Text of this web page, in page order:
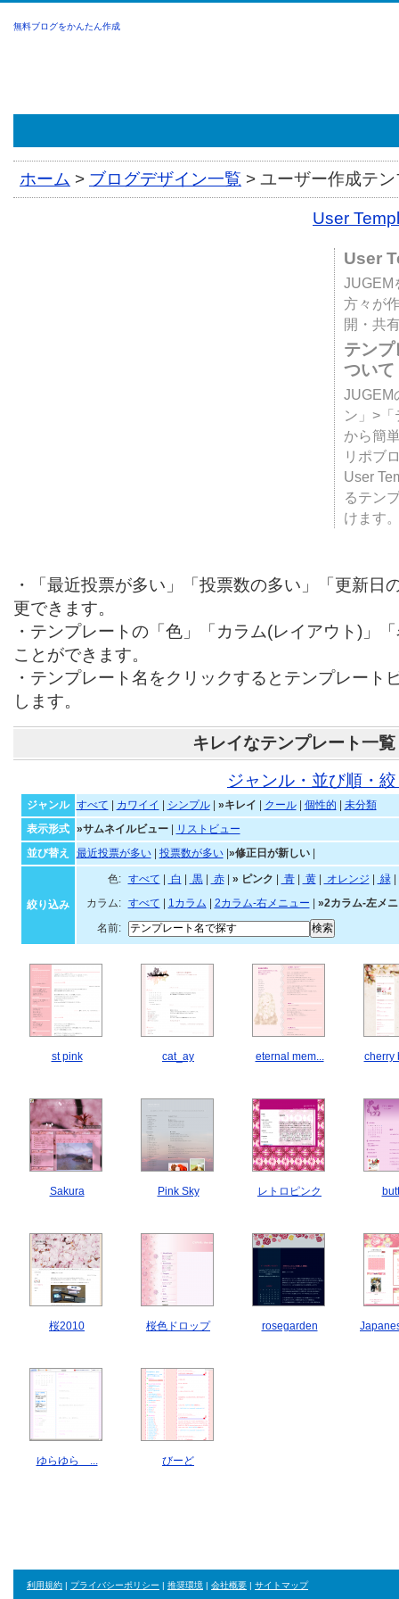
無料ブログをかんたん作成
ホーム > ブログデザイン一覧 > ユーザー作成テ
User
User
JUGEM
方々が
開・共
テン
ついて
JUGEM
ン」>
から簡
リポブ
User
るテン
けます
・「最近投票が多い」「投票数の多い」「更新日
更できます。
・テンプレートの「色」「カラム(レイアウト)」
ことができます。
・テンプレート名をクリックするとテンプレート
します。
キレイなテンプレート一覧
ジャンル・並び順・
ジャンル すべて カワイイ シンプル| »キレイ クール| 個性的
未分類
表示形式
»サムネイルビュー|
リストビュー
並び替え
最近投票が多い| 投票数が多い| »修正日が新しい|
絞り込み
色: すべて 白 黒| 赤| » ピンク 青| 黄| オレンジ 緑|
カラム:
すべて 1カラム 2カラム-右メニュー
»2カラム-左メ
名前:
st pink cat_ay eternal mem... cherry
Sakura Pink Sky レトロピンク
桜2010 桜色ドロップ rosegarden
ゆらゆら ... びーど
利用規約 | プライバシーポリシー | 推奨環境 | 会社概要 | サイトマップ